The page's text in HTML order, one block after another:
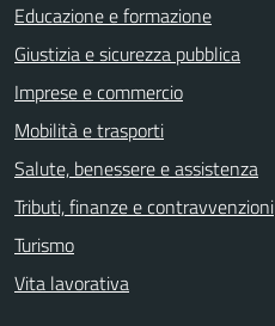
Educazione e formazione
Giustizia e sicurezza pubblica
Imprese e commercio
Mobilità e trasporti
Salute, benessere e assistenza
Tributi, finanze e contravvenzioni
Turismo
Vita lavorativa